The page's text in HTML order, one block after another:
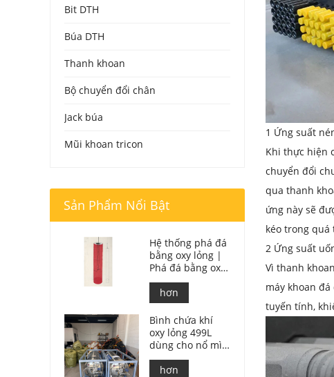
1 Ứng suất
Khi thực hiện
chuyển đổi
qua thanh
ứng này sẽ
kéo trong
2 Ứng suất
Vì thanh
máy khoan
tuyến tính,
Bit DTH
Búa DTH
Thanh khoan
Bộ chuyển đổi chân
Jack búa
Mũi khoan tricon
Sản Phẩm Nổi Bật
Hệ thống phá đá
bằng oxy lỏng |
Phá đá bằng oxy
lỏng trong khai
thác mỏ
hơn
Bình chứa khí
oxy lỏng 499L
dùng cho nổ mìn
đá.
hơn